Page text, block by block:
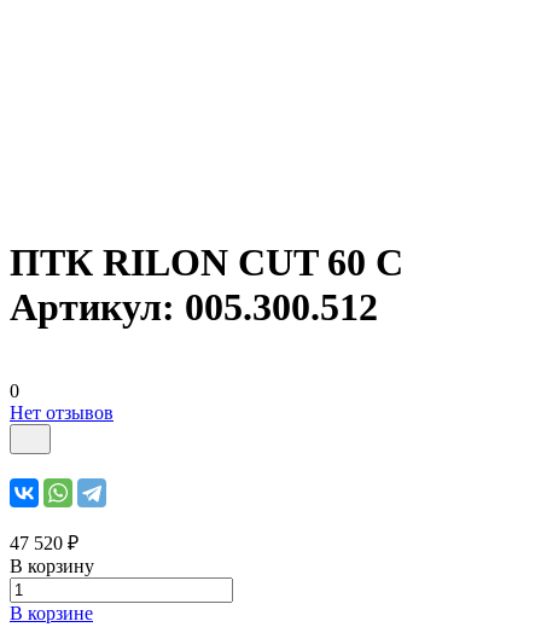
ПТК RILON CUT 60 С
Артикул: 005.300.512
0
Нет отзывов
47 520 ₽
В корзину
В корзине